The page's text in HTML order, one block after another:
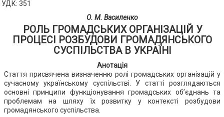
УДК: 351
О. М. Василенко
РОЛЬ ГРОМАДСЬКИХ ОРГАНІЗАЦІЙ У
ПРОЦЕСІ РОЗБУДОВИ ГРОМАДЯНСЬКОГО
СУСПІЛЬСТВА В УКРАЇНІ
Анотація
Стаття присвячена визначенню ролі громадських організацій у
сучасному українському суспільстві. У статті розглядаються
основні принципи функціонування громадських об’єднань та
проблемам на шляху їх розвитку у контексті розбудови
громадянського суспільства.